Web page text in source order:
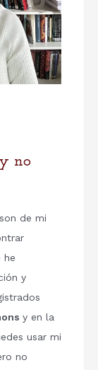
no
de mi
he
y
y en la
usar mi
no